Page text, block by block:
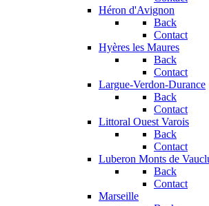
Héron d'Avignon
Back
Contact
Hyères les Maures
Back
Contact
Largue-Verdon-Durance
Back
Contact
Littoral Ouest Varois
Back
Contact
Luberon Monts de
Back
Contact
Marseille